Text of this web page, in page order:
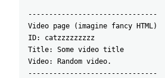
-------------------------------
Video page (imagine fancy HTML)
ID: catzzzzzzzzz
Title: Some video title
Video: Random video.
-------------------------------